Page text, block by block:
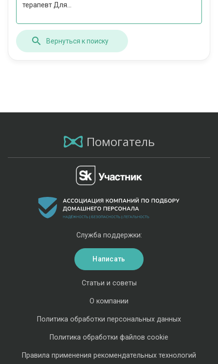
терапевт Для...
Вернуться к поиску
Помогатель
Статьи и советы
О компании
Политика обработки персональных данных
Политика обработки файлов cookie
Правила применения рекомендательных технологий
Служба поддержки:
Написать